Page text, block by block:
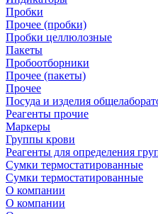
Пробки
Прочее (пробки)
Пробки целлюлозные
Пакеты
Пробоотборники
Прочее (пакеты)
Прочее
Посуда и изделия
Реагенты прочие
Маркеры
Группы крови
Реагенты для определения
Сумки термостатированные
Сумки термостатированные
О компании
О компании